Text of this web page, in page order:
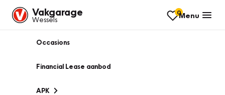
Vakgarage
Wessels
0Menu
Occasions
Financial Lease aanbod
APK